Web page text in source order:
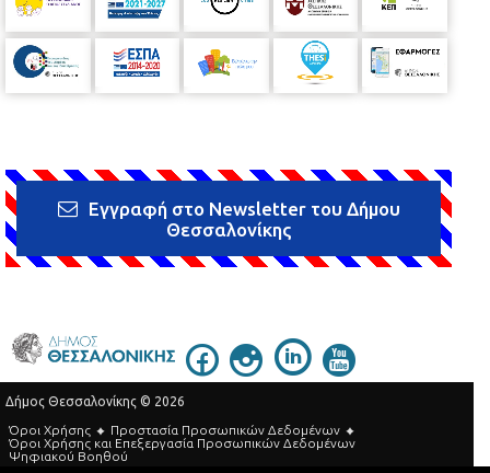
Εγγραφή στο Newsletter του Δήμου
Θεσσαλονίκης
Δήμος Θεσσαλονίκης © 2026
Όροι Χρήσης
Προστασία Προσωπικών Δεδομένων
Όροι Xρήσης και Eπεξεργασία Προσωπικών Δεδομένων
Ψηφιακού Βοηθού